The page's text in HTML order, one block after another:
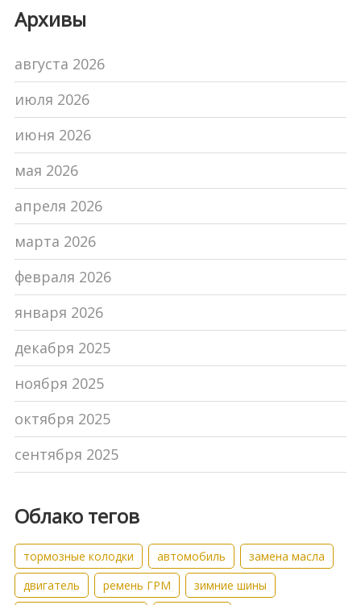
Архивы
августа 2026
июля 2026
июня 2026
мая 2026
апреля 2026
марта 2026
февраля 2026
января 2026
декабря 2025
ноября 2025
октября 2025
сентября 2025
Облако тегов
тормозные колодки автомобиль
замена масла
двигатель
ремень ГРМ
зимние шины